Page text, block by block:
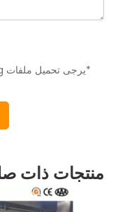
منتجات ذات